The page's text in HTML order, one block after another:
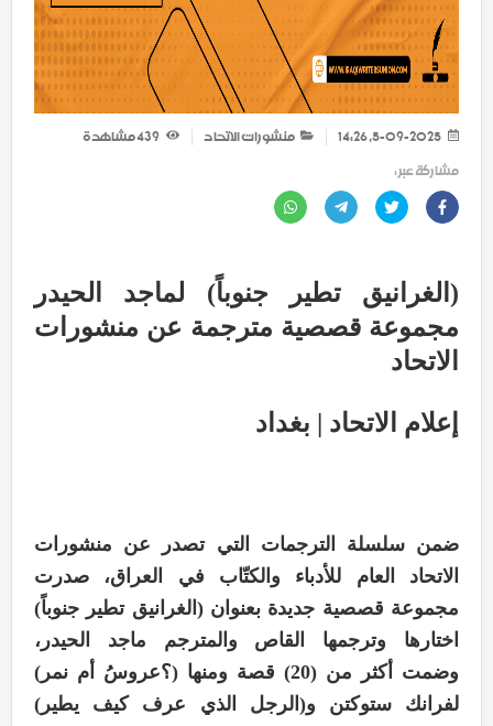
منشورات الاتحاد 439
مشاهدة
مشاركة عبر :
(الغرانيق تطير جنوباً) لماجد الحيدر
مجموعة قصصية مترجمة عن منشورات
الاتحاد
إعلام الاتحاد | بغداد
ضمن سلسلة الترجمات التي تصدر عن منشورات
الاتحاد العام للأدباء والكتّاب في العراق، صدرت
مجموعة قصصية جديدة بعنوان (الغرانيق تطير جنوباً)
اختارها وترجمها القاص والمترجم ماجد الحيدر،
وضمت أكثر من (20) قصة ومنها (؟عروسُ أم نمر)
لفرانك ستوكتن و(الرجل الذي عرف كيف يطير)